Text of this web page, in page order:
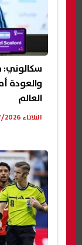
سكالوني:
والعودة
العالم
الثلاثاء 07/07/2026 11:48 م